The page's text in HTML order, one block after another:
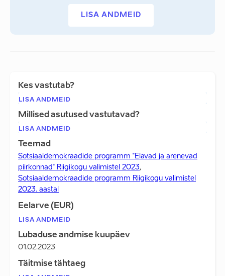
LISA ANDMEID
Kes vastutab?
LISA ANDMEID
Millised asutused vastutavad?
LISA ANDMEID
Teemad
Sotsiaaldemokraadide programm "Elavad ja arenevad
piirkonnad" Riigikogu valimistel 2023,
Sotsiaaldemokraadide programm Riigikogu valimistel
2023. aastal
Eelarve (EUR)
LISA ANDMEID
Lubaduse andmise kuupäev
01.02.2023
Täitmise tähtaeg